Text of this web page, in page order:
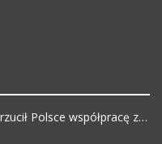
Polsce współpracę z…